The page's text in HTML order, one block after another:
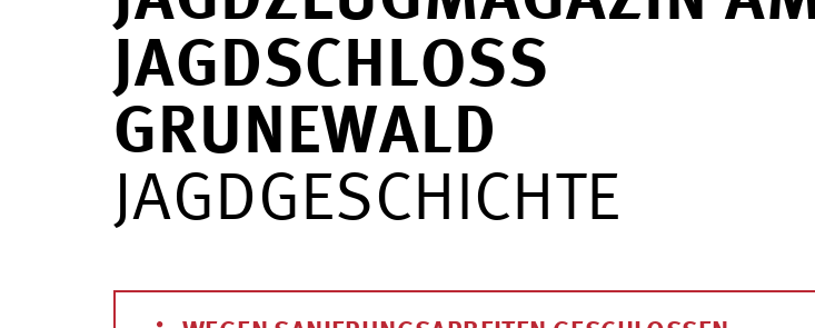
JAGDSCHLOSS
GRUNEWALD
JAGDGESCHICHTE